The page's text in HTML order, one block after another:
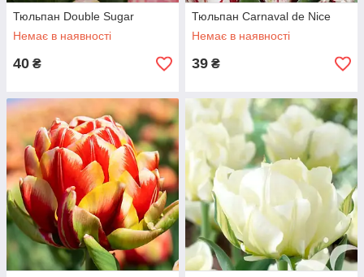
Тюльпан Double Sugar
Немає в наявності
40 ₴
Тюльпан Carnaval de Nice
Немає в наявності
39 ₴